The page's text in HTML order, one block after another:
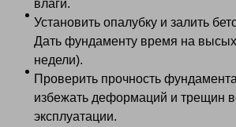
влаги.
Установить опалубку и залить
Дать фундаменту время на
недели).
Проверить прочность
избежать деформаций и трещин
эксплуатации.